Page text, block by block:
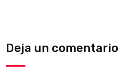
Deja un comentario